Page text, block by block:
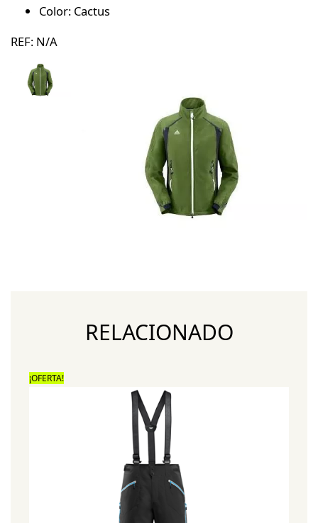
Color: Cactus
REF: N/A
RELACIONADO
¡OFERTA!